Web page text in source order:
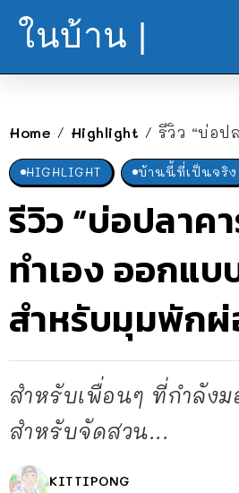
ในบ้าน |
Home / Highlight / รีวิว “บ่อปลาคาร์ป” ฉ
HIGHLIGHT บ้านนี้ที่เป็นจริง
รีวิว “บ่อปลาค
ทำเอง ออกแ
สำหรับมุมพัก
สำหรับเพื่อนๆ ที่กำลังม
สำหรับจัดสวน...
KITTIPONG